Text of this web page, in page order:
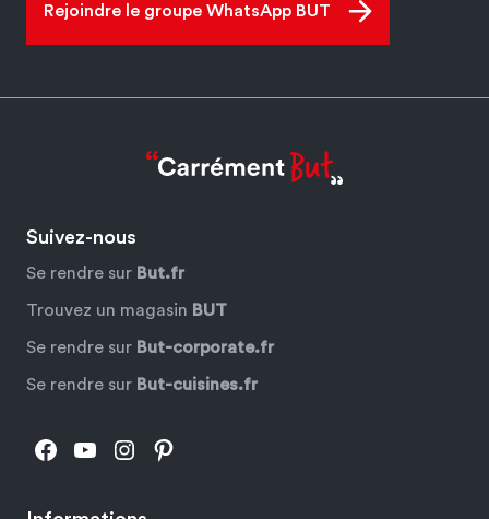
Rejoindre le groupe WhatsApp BUT
Suivez-nous
Se rendre sur But.fr
Trouvez un magasin BUT
Se rendre sur But-corporate.fr
Se rendre sur But-cuisines.fr
Facebook
YouTube
Instagram
Pinterest